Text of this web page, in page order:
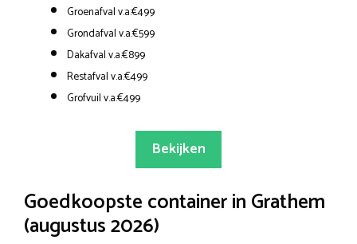
Groenafval v.a.€499
Grondafval v.a.€599
Dakafval v.a.€899
Restafval v.a.€499
Grofvuil v.a.€499
Bekijken
Goedkoopste container in Grathem
(augustus 2026)